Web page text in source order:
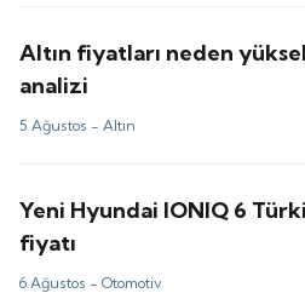
Altın fiyatları neden
analizi
5 Ağustos -Altın
Yeni Hyundai IONIQ 6
fiyatı
6 Ağustos -Otomotiv